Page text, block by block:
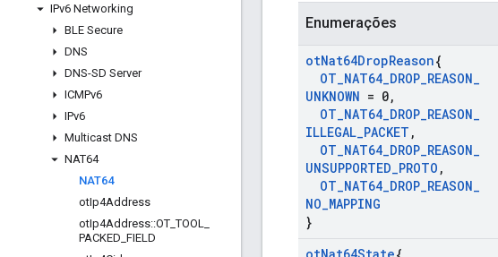
IPv6 Networking
BLE Secure
DNS
DNS-SD Server
ICMPv6
IPv6
Multicast DNS
NAT64
NAT64
otIp4Address
otIp4Address::OT _TOOL
PACKED FIELD
Enumerações
otNat64DropReason{
OT_NAT64_DROP_REASON_
UNKNOWN = 0,
OT_NAT64_DROP_REASON_
ILLEGAL_PACKET ,
OT_NAT64_DROP_REASON_
UNSUPPORTED_PROTO ,
OT_NAT64_DROP_REASON_
NO_MAPPING
}